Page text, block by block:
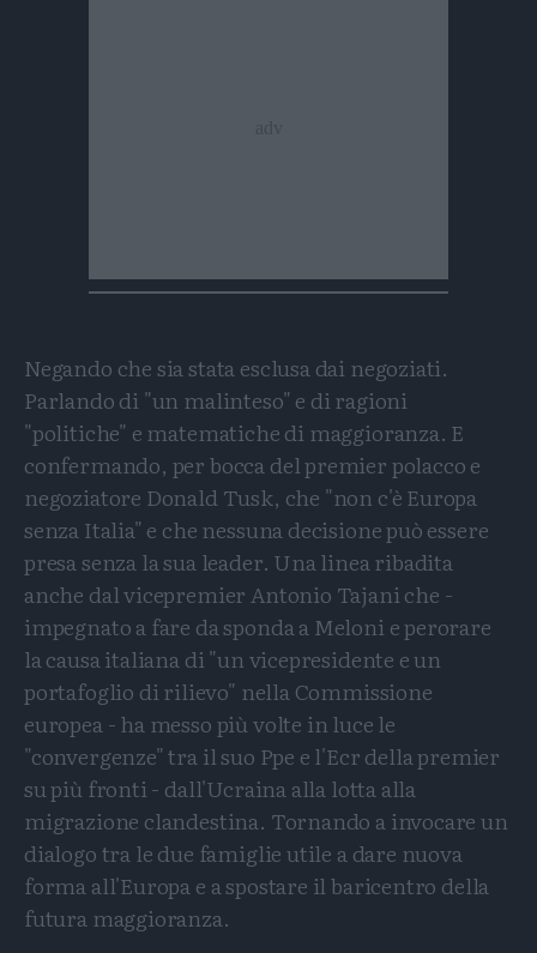
Negando che sia stata esclusa dai negoziati.
Parlando di "un malinteso" e di ragioni
"politiche" e matematiche di maggioranza. E
confermando, per bocca del premier polacco e
negoziatore Donald Tusk, che "non c'è Europa
senza Italia" e che nessuna decisione può essere
presa senza la sua leader. Una linea ribadita
anche dal vicepremier Antonio Tajani che -
impegnato a fare da sponda a Meloni e perorare
la causa italiana di "un vicepresidente e un
portafoglio di rilievo" nella Commissione
europea - ha messo più volte in luce le
"convergenze" tra il suo Ppe e l'Ecr della premier
su più fronti - dall'Ucraina alla lotta alla
migrazione clandestina. Tornando a invocare un
dialogo tra le due famiglie utile a dare nuova
forma all'Europa e a spostare il baricentro della
futura maggioranza.